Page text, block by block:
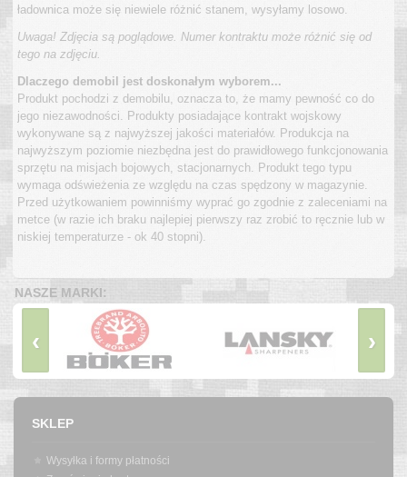
ładownica może się niewiele różnić stanem, wysyłamy losowo.
Uwaga! Zdjęcia są poglądowe. Numer kontraktu może różnić się od
tego na zdjęciu.
Dlaczego demobil jest doskonałym wyborem...
Produkt pochodzi z demobilu, oznacza to, że mamy pewność co do
jego niezawodności. Produkty posiadające kontrakt wojskowy
wykonywane są z najwyższej jakości materiałów. Produkcja na
najwyższym poziomie niezbędna jest do prawidłowego funkcjonowania
sprzętu na misjach bojowych, stacjonarnych. Produkt tego typu
wymaga odświeżenia ze względu na czas spędzony w magazynie.
Przed użytkowaniem powinniśmy wyprać go zgodnie z zaleceniami na
metce (w razie ich braku najlepiej pierwszy raz zrobić to ręcznie lub w
niskiej temperaturze - ok 40 stopni).
NASZE MARKI:
‹ ›
SKLEP
Wysyłka i formy płatności